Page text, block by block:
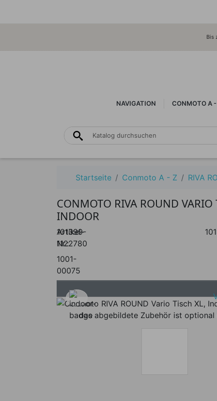
Bis
NAVIGATION CONMOTO A
Startseite Conmoto A - Z RIVA
CONMOTO RIVA ROUND VARIO
INDOOR
Artikel-
Nr.:
1001-
00075
101399-
1122780
das abgebildete Zubehör ist optional